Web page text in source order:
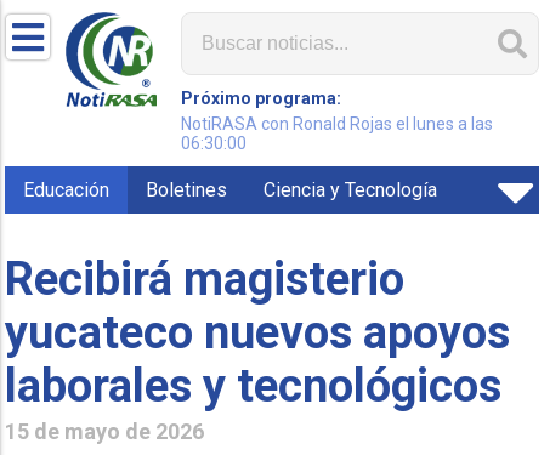
Próximo programa:
NotiRASA con Ronald Rojas el lunes a las
06:30:00
Educación Boletines Ciencia y Tecnología
Recibirá magisterio
yucateco nuevos apoyos
laborales y tecnológicos
15 de mayo de 2026